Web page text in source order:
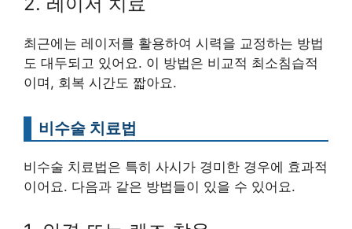
최근에는 레이저를 활용하여 시력을 교정하는 방법
도 대두되고 있어요. 이 방법은 비교적 최소침습적
이며, 회복 시간도 짧아요.
비수술 치료법
비수술 치료법은 특히 사시가 경미한 경우에 효과적
이어요. 다음과 같은 방법들이 있을 수 있어요.